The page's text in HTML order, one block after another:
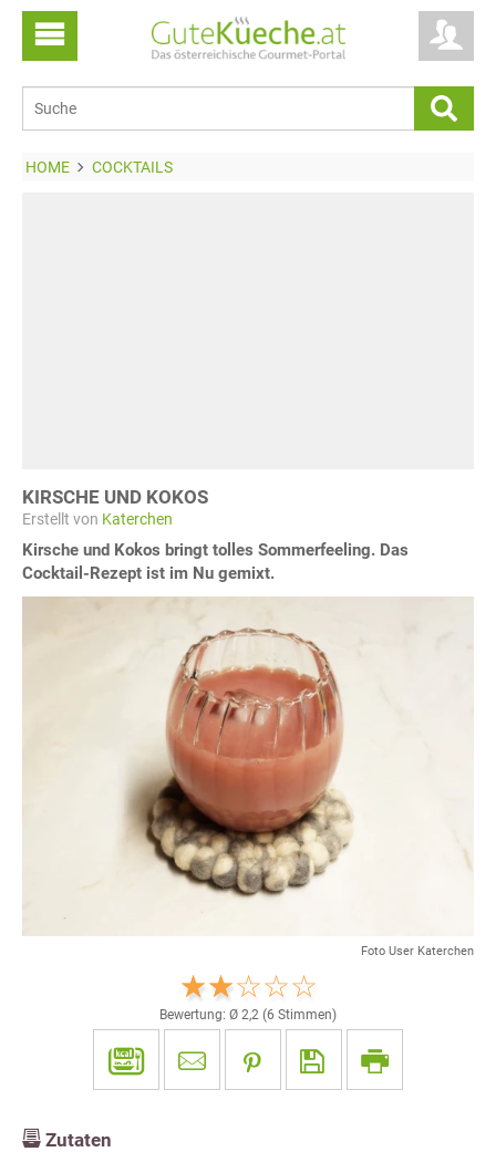
HOME COCKTAILS
KIRSCHE UND KOKOS
Erstellt von Katerchen
Kirsche und Kokos bringt tolles Sommerfeeling. Das
Cocktail-Rezept ist im Nu gemixt.
Foto User Katerchen
Bewertung: Ø 2,2 (6 Stimmen)
Zutaten